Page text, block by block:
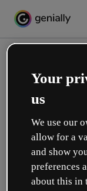
Créez
Votre rôle
Your
us
We use our
allow for a
and show
preferences
about this in